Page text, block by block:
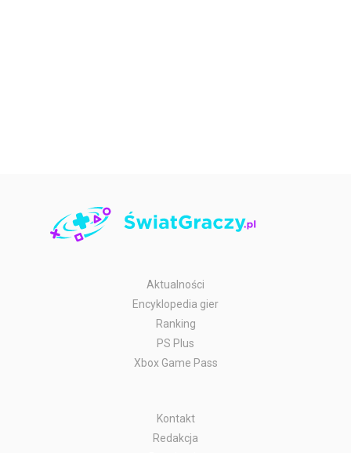
Aktualności
Encyklopedia gier
Ranking
PS Plus
Xbox Game Pass
Kontakt
Redakcja